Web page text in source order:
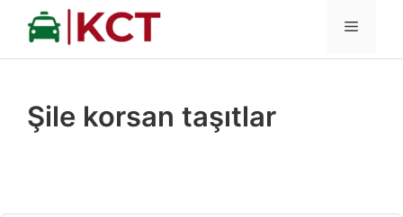
İçeriğe
MENÜ
Şile korsan taşıtlar